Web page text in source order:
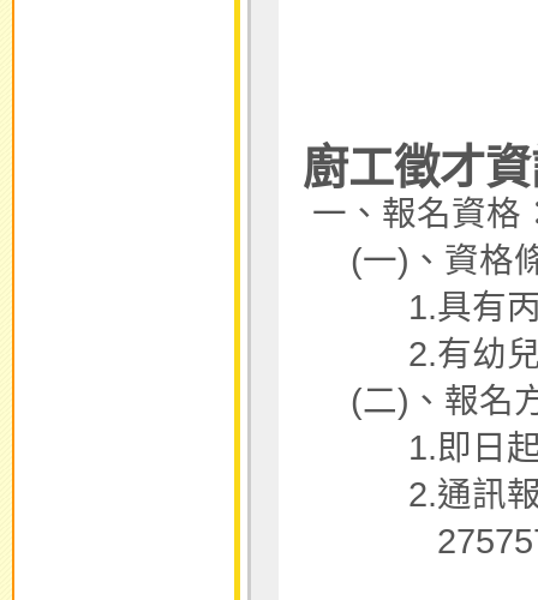
廚工徵才
一、報名資格
(一)、資格
1.具有丙級
2.有幼兒
(二)、報名
1.即日起
2.通訊報名/
2757575-